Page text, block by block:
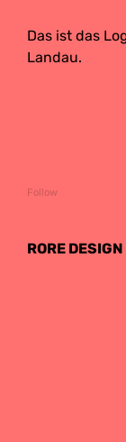
Das ist das
Landau.
Follow
RORE DESIGN